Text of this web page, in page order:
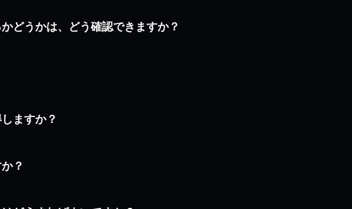
どうかは、どう確認できますか？
ますか？
？